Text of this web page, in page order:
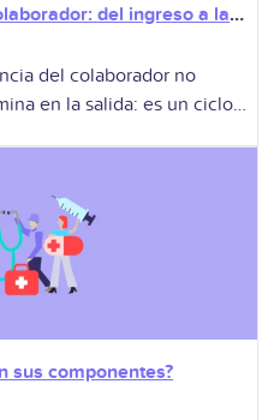
del ingreso a la
del colaborador no
en la salida: es un ciclo
el compromiso y la
sus componentes?